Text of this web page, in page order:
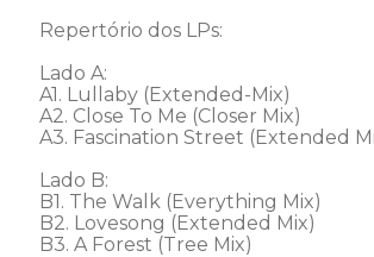
Repertório dos LPs:
Lado A:
A1. Lullaby (Extended-Mix)
A2. Close To Me (Closer Mix)
A3. Fascination Street (Extended
Lado B:
B1. The Walk (Everything Mix)
B2. Lovesong (Extended Mix)
B3. A Forest (Tree Mix)